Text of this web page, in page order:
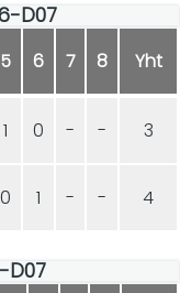
D07
5 6 7 8 Yht
1 0 - - 3
0 1 - - 4
D07